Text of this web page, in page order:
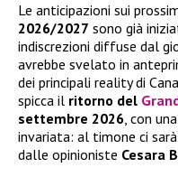
Le anticipazioni sui
2026/2027 sono già
indiscrezioni diffuse dal
avrebbe svelato in
dei principali reality di
spicca il ritorno del
settembre 2026, con
invariata: al timone ci
dalle opinioniste Cesara